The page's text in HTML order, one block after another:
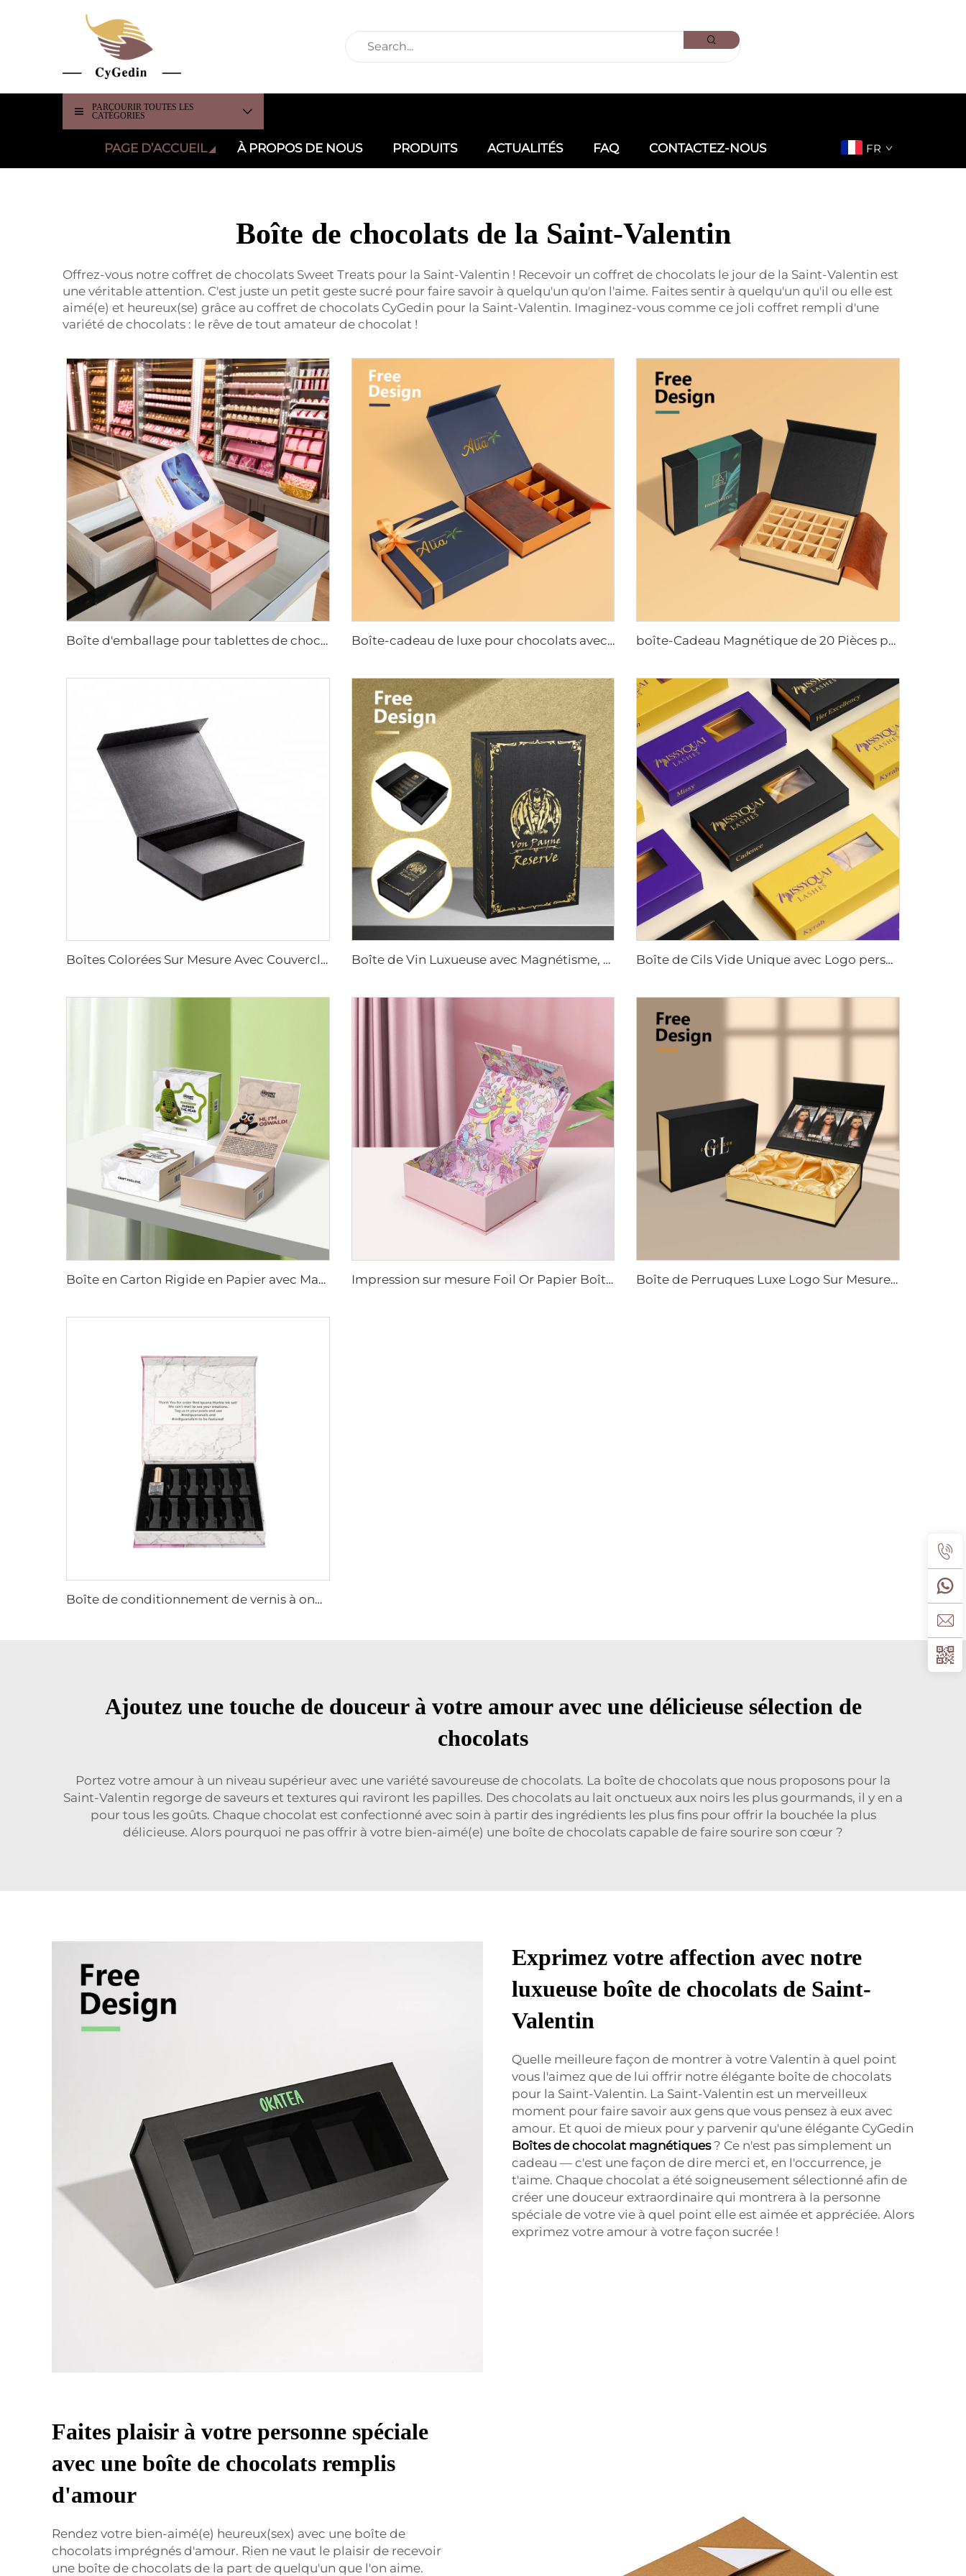
PARCOURIR TOUTES LES
CATÉGORIES
PAGE D’ACCUEIL À PROPOS DE NOUS PRODUITS ACTUALITÉS FAQ CONTACTEZ-NOUS FR
Boîte de chocolats de la Saint-Valentin
Offrez-vous notre coffret de chocolats Sweet Treats pour la Saint-Valentin ! Recevoir un coffret de chocolats le jour de la Saint-Valentin est
une véritable attention. C'est juste un petit geste sucré pour faire savoir à quelqu'un qu'on l'aime. Faites sentir à quelqu'un qu'il ou elle est
aimé(e) et heureux(se) grâce au coffret de chocolats CyGedin pour la Saint-Valentin. Imaginez-vous comme ce joli coffret rempli d'une
variété de chocolats : le rêve de tout amateur de chocolat !
Boîte d'emballage pour tablettes de chocolat avec logo personnalisé, fermeture magnétique, plateau d'insertion ondulé, impression en relief, papier couché pour commande en gros Boîte-cadeau de luxe pour chocolats avec fermeture magnétique personnalisable, avec nœud satiné et papier cireux pour chocolats boîte-Cadeau Magnétique de 20 Pièces pour Chocolats avec Couleur sur Mesure, Emballage Promotionnel pour la Saint-Valentin
Boîtes Colorées Sur Mesure Avec Couvercle Magnétique Boîte-Cadeau Emballage Papier Fermeture Aimantée Boîte Cosmétique En Carton Rigidifié Boîte de Vin Luxueuse avec Magnétisme, Logo personnalisé, Taille Rigide en Carton Dur, Boîte d'emballage avec Insert pour Whiskey et Champagne Boîte de Cils Vide Unique avec Logo personnalisé, Luxueux Emballage en Papier pour Cils Magnétique avec Fenêtre en PVC
Boîte en Carton Rigide en Papier avec Magnétisme, Boîte-Cadeau pour Jouets / Poupées Tricotées / Présentation DIY Impression sur mesure Foil Or Papier Boîte Magnétique Boîtes en Carton pour Cosmétiques Boîte de Perruques Luxe Logo Sur Mesure Taille Extensions Cheveux Carton Magnétique Emballage Cadeau pour Perruque Avec Ruban Fermeture Magnétique
Boîte de conditionnement de vernis à ongles de luxe avec insert en velours Eva, fermeture magnétique, boîte-cadeau en papier avec logo doré à chaud
Ajoutez une touche de douceur à votre amour avec une délicieuse sélection de
chocolats
Portez votre amour à un niveau supérieur avec une variété savoureuse de chocolats. La boîte de chocolats que nous proposons pour la
Saint-Valentin regorge de saveurs et textures qui raviront les papilles. Des chocolats au lait onctueux aux noirs les plus gourmands, il y en a
pour tous les goûts. Chaque chocolat est confectionné avec soin à partir des ingrédients les plus fins pour offrir la bouchée la plus
délicieuse. Alors pourquoi ne pas offrir à votre bien-aimé(e) une boîte de chocolats capable de faire sourire son cœur ?
Exprimez votre affection avec notre
luxueuse boîte de chocolats de Saint-
Valentin
Quelle meilleure façon de montrer à votre Valentin à quel point
vous l'aimez que de lui offrir notre élégante boîte de chocolats
pour la Saint-Valentin. La Saint-Valentin est un merveilleux
moment pour faire savoir aux gens que vous pensez à eux avec
amour. Et quoi de mieux pour y parvenir qu'une élégante CyGedin
Boîtes de chocolat magnétiques? Ce n'est pas simplement un
cadeau — c'est une façon de dire merci et, en l'occurrence, je
t'aime. Chaque chocolat a été soigneusement sélectionné afin de
créer une douceur extraordinaire qui montrera à la personne
spéciale de votre vie à quel point elle est aimée et appréciée. Alors
exprimez votre amour à votre façon sucrée !
Faites plaisir à votre personne spéciale
avec une boîte de chocolats remplis
d'amour
Rendez votre bien-aimé(e) heureux(sex) avec une boîte de
chocolats imprégnés d'amour. Rien ne vaut le plaisir de recevoir
une boîte de chocolats de la part de quelqu'un que l'on aime.